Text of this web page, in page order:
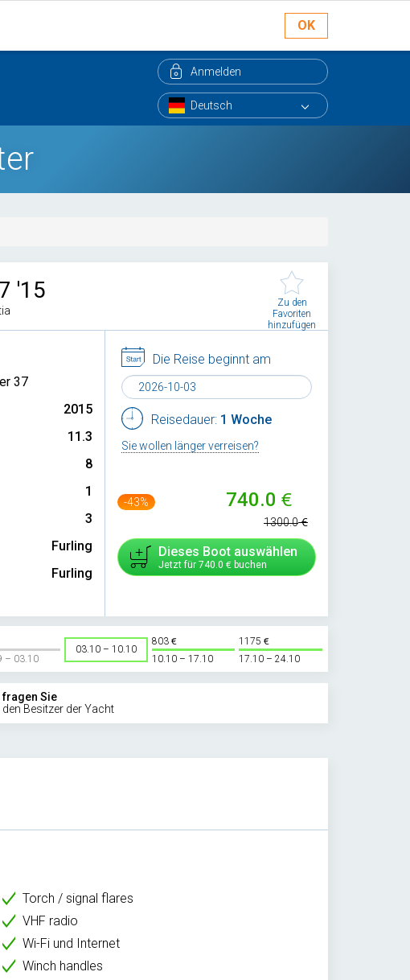
OK
Anmelden
'15
Zu den
Favoriten
hinzufügen
37
2015
11.3
8
1
3
Furling
Furling
Die Reise beginnt am
Reisedauer: 1 Woche
Sie wollen länger verreisen?
-43% 740.0
1300.0
Dieses Boot auswählen
Jetzt für 740.0 buchen
– 03.10
03.10 – 10.10
803
10.10 – 17.10
1175
17.10 – 24.10
fragen Sie
den Besitzer der Yacht
Torch / signal flares
VHF radio
Wi-Fi und Internet
Winch handles